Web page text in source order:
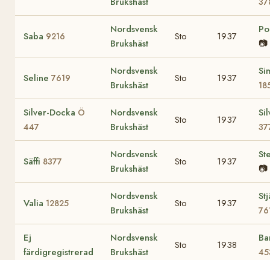
Saba 9216
Nordsvensk
Brukshäst
Sto 1937
📷
Seline 7619
Nordsvensk
Brukshäst
Sto 1937
Silver-Docka Ö
447
Nordsvensk
Brukshäst
Sto 1937
Säffi 8377
Nordsvensk
Brukshäst
Sto 1937
📷
Valia 12825
Nordsvensk
Brukshäst
Sto 1937
Ej
färdigregistrerad
Nordsvensk
Brukshäst
Sto 1938